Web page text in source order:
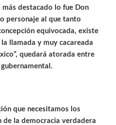
destacado lo fue Don
personaje al que tanto
equivocada, existe
llamada y muy cacareada
quedará atorada entre
que necesitamos los
de la democracia verdadera